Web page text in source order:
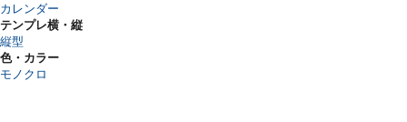
カレンダー
テンプレ横・縦
縦型
色・カラー
モノクロ